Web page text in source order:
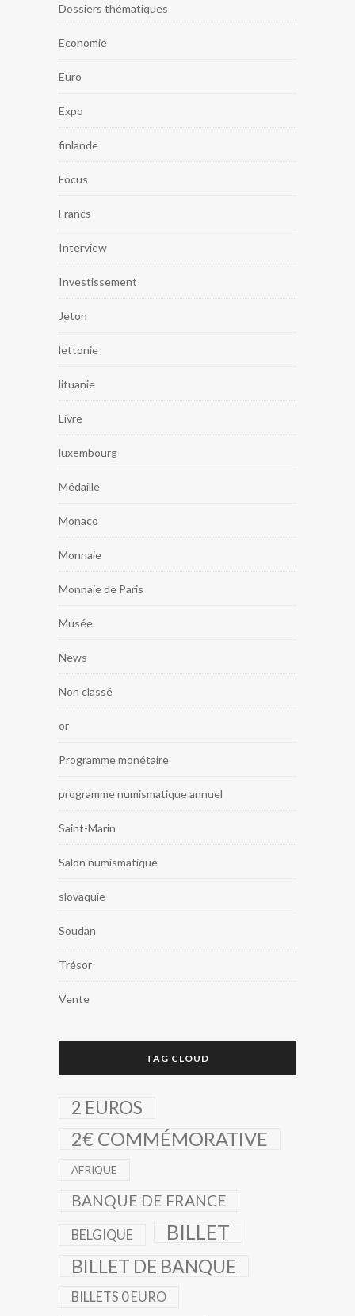
Dossiers thématiques
Economie
Euro
Expo
finlande
Focus
Francs
Interview
Investissement
Jeton
lettonie
lituanie
Livre
luxembourg
Médaille
Monaco
Monnaie
Monnaie de Paris
Musée
News
Non classé
or
Programme monétaire
programme numismatique annuel
Saint-Marin
Salon numismatique
slovaquie
Soudan
Trésor
Vente
TAG CLOUD
2 EUROS
2€ COMMÉMORATIVE
AFRIQUE
BANQUE DE FRANCE
BELGIQUE BILLET
BILLET DE BANQUE
BILLETS 0 EURO